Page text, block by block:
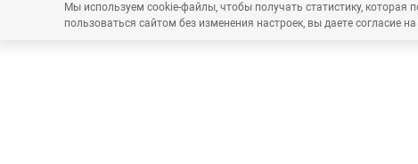
Мы используем cookie-файлы, чтобы получать статистику,
пользоваться сайтом без изменения настроек, вы даете согласие